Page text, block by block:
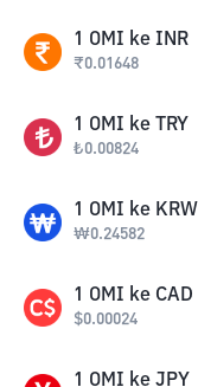
1 OMI ke INR
₹0.01648
1 OMI ke TRY
₺0.00824
1 OMI ke KRW
₩0.24582
1 OMI ke CAD
$0.00024
1 OMI ke JPY